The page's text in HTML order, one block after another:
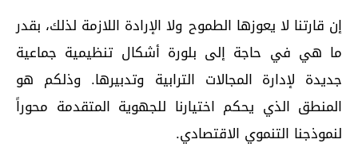
إن قارتنا لا يعوزها الطموح ولا الإرادة اللازمة لذلك، بقدر
ما هي في حاجة إلى بلورة أشكال تنظيمية جماعية
جديدة لإدارة المجالات الترابية وتدبيرها. وذلكم هو
المنطق الذي يحكم اختيارنا للجهوية المتقدمة محوراً
لنموذجنا التنموي الاقتصادي.